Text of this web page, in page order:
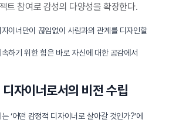
트 참여로 감성의 다양성을 확장한다.
이너만이 끊임없이 사람과의 관계를 디자인할
하기 위한 힘은 바로 자신에 대한 공감에서
자이너로서의 비전 수립
‘어떤 감정적 디자이너로 살아갈 것인가?’에